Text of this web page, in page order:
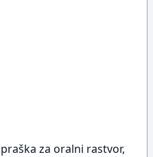
za oralni rastvor,